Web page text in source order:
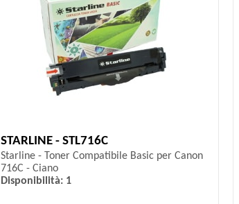
STARLINE - STL716C
Starline - Toner Compatibile Basic per Canon
716C - Ciano
Disponibilità: 1